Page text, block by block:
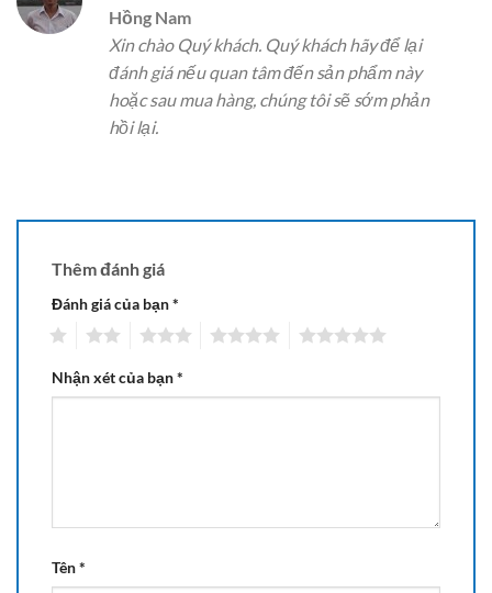
Được xếp
hạng 5 5
sao
Hồng Nam
Xin chào Quý khách. Quý khách hãy để lại
đánh giá nếu quan tâm đến sản phẩm này
hoặc sau mua hàng, chúng tôi sẽ sớm phản
hồi lại.
Thêm đánh giá
Đánh giá của bạn*
Nhận xét của bạn*
Tên*